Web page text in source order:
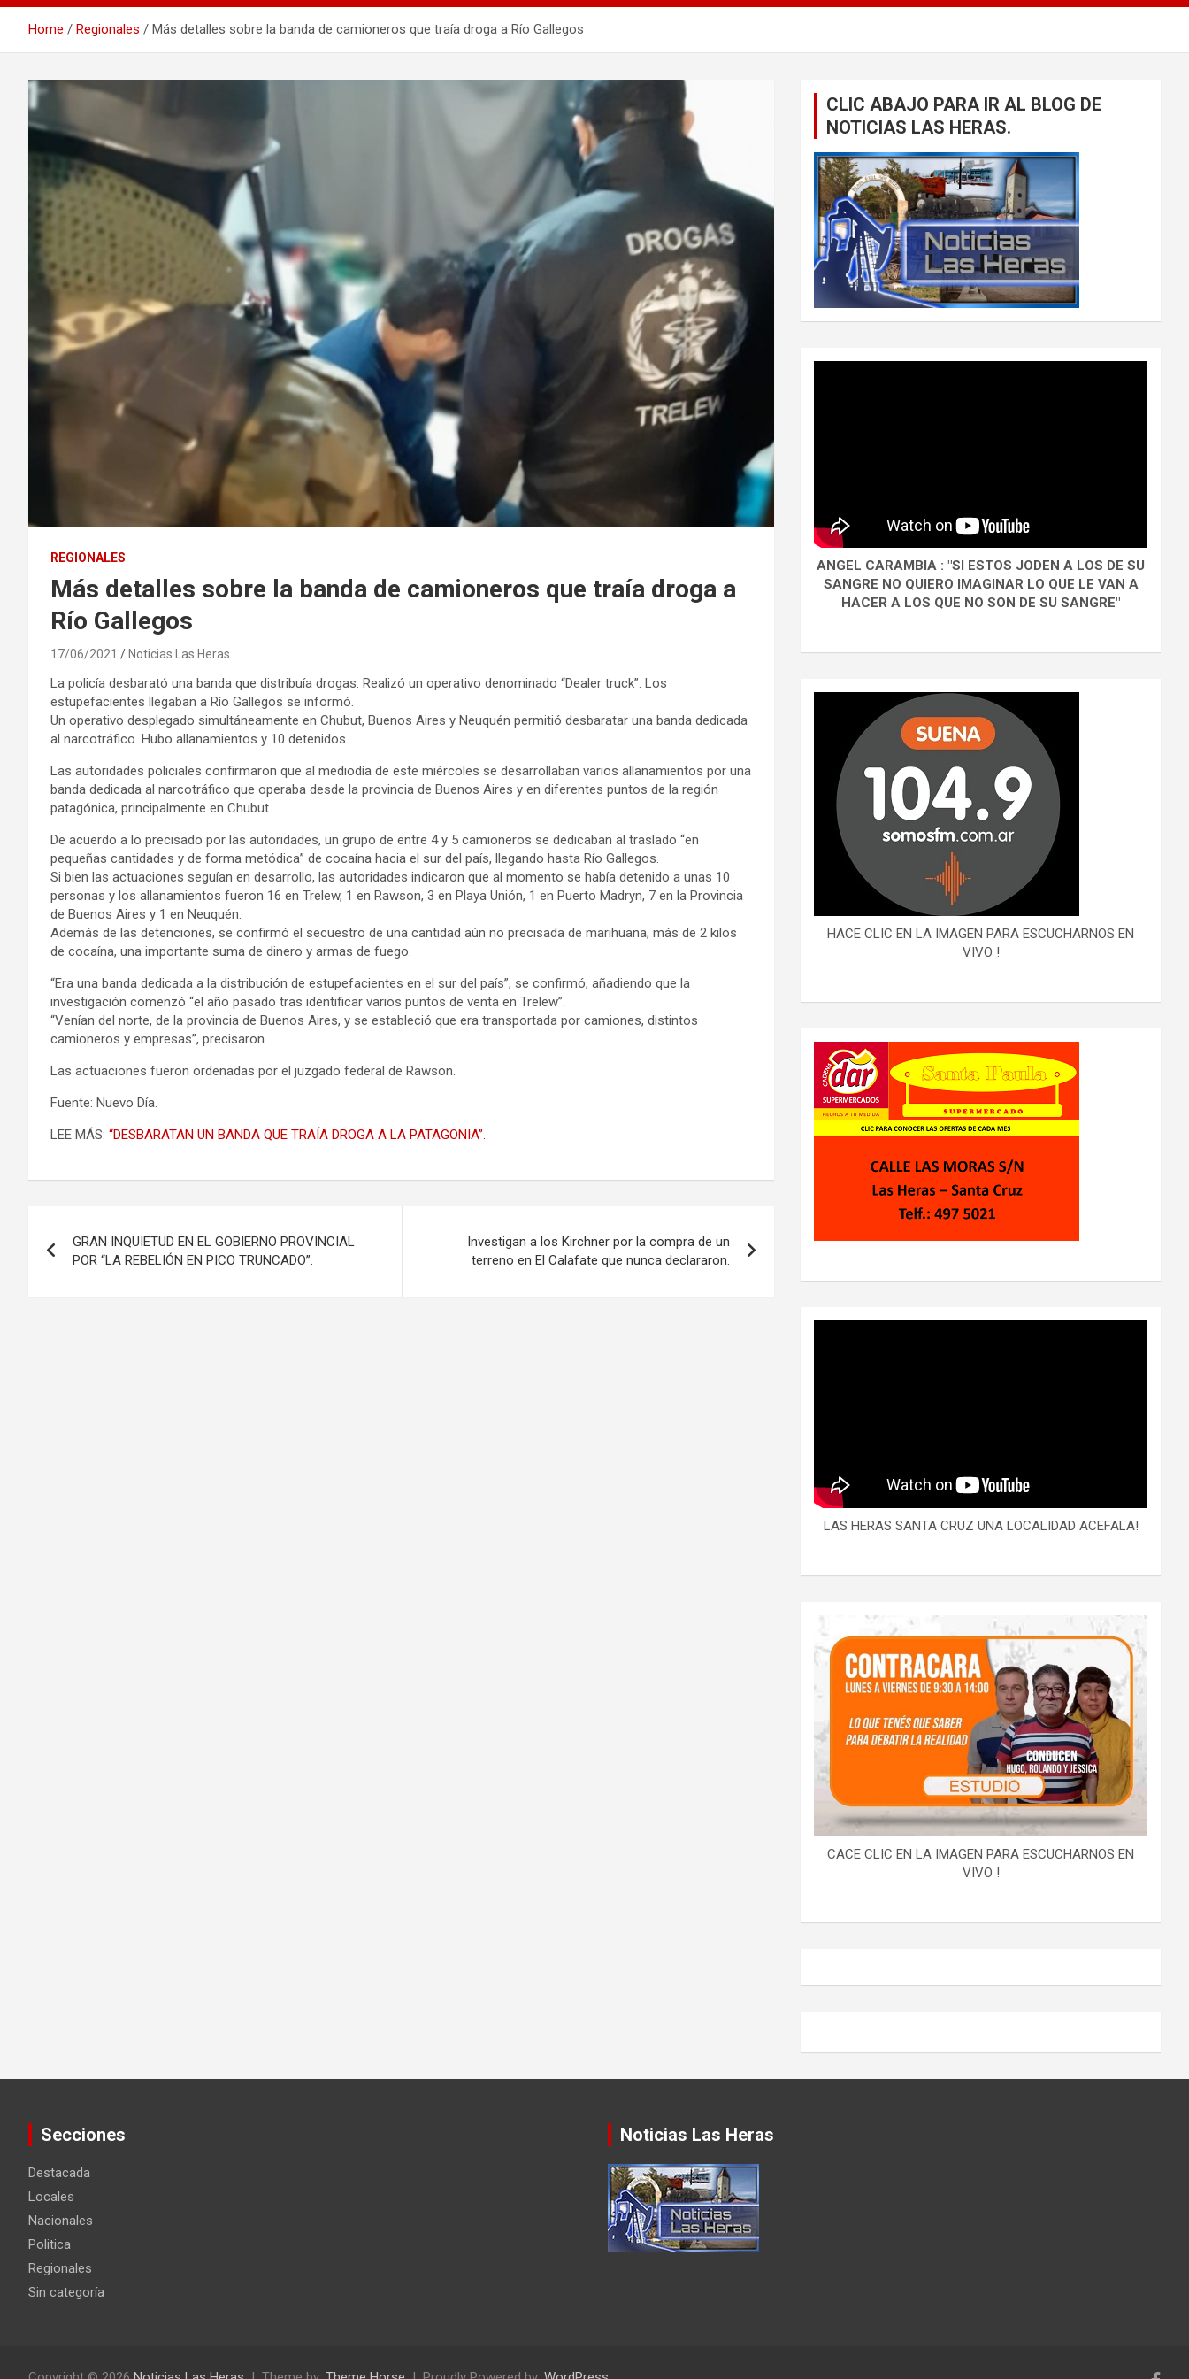
Home Regionales Más detalles sobre la banda de camioneros que traía droga a Río Gallegos
REGIONALES
Más detalles sobre la banda de camioneros que traía droga a
Río Gallegos
17/06/2021 Noticias Las Heras
La policía desbarató una banda que distribuía drogas. Realizó un operativo denominado “Dealer truck”. Los
estupefacientes llegaban a Río Gallegos se informó.
Un operativo desplegado simultáneamente en Chubut, Buenos Aires y Neuquén permitió desbaratar una banda dedicada
al narcotráfico. Hubo allanamientos y 10 detenidos.
Las autoridades policiales confirmaron que al mediodía de este miércoles se desarrollaban varios allanamientos por una
banda dedicada al narcotráfico que operaba desde la provincia de Buenos Aires y en diferentes puntos de la región
patagónica, principalmente en Chubut.
De acuerdo a lo precisado por las autoridades, un grupo de entre 4 y 5 camioneros se dedicaban al traslado “en
pequeñas cantidades y de forma metódica” de cocaína hacia el sur del país, llegando hasta Río Gallegos.
Si bien las actuaciones seguían en desarrollo, las autoridades indicaron que al momento se había detenido a unas 10
personas y los allanamientos fueron 16 en Trelew, 1 en Rawson, 3 en Playa Unión, 1 en Puerto Madryn, 7 en la Provincia
de Buenos Aires y 1 en Neuquén.
Además de las detenciones, se confirmó el secuestro de una cantidad aún no precisada de marihuana, más de 2 kilos
de cocaína, una importante suma de dinero y armas de fuego.
“Era una banda dedicada a la distribución de estupefacientes en el sur del país”, se confirmó, añadiendo que la
investigación comenzó “el año pasado tras identificar varios puntos de venta en Trelew”.
“Venían del norte, de la provincia de Buenos Aires, y se estableció que era transportada por camiones, distintos
camioneros y empresas”, precisaron.
Las actuaciones fueron ordenadas por el juzgado federal de Rawson.
Fuente: Nuevo Día.
LEE MÁS: “DESBARATAN UN BANDA QUE TRAÍA DROGA A LA PATAGONIA”.
de
entradas
GRAN INQUIETUD EN EL GOBIERNO PROVINCIAL
POR “LA REBELIÓN EN PICO TRUNCADO”.
Investigan a los Kirchner por la compra de un
terreno en El Calafate que nunca declararon.
CLIC ABAJO PARA IR AL BLOG DE
NOTICIAS LAS HERAS.
ANGEL CARAMBIA : "SI ESTOS JODEN A LOS DE SU
SANGRE NO QUIERO IMAGINAR LO QUE LE VAN A
HACER A LOS QUE NO SON DE SU SANGRE"
HACE CLIC EN LA IMAGEN PARA ESCUCHARNOS EN
VIVO !
LAS HERAS SANTA CRUZ UNA LOCALIDAD ACEFALA!
CACE CLIC EN LA IMAGEN PARA ESCUCHARNOS EN
VIVO !
Secciones
Destacada
Locales
Nacionales
Politica
Regionales
Sin categoría
Noticias Las Heras